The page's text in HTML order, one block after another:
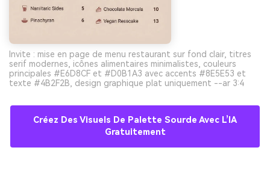
Invite : mise en page de menu restaurant sur fond clair, titres
serif modernes, icônes alimentaires minimalistes, couleurs
principales #E6D8CF et #D0B1A3 avec accents #8E5E53 et
texte #4B2F2B, design graphique plat uniquement --ar 3:4
Créez Des Visuels De Palette Sourde Avec L’IA
Gratuitement